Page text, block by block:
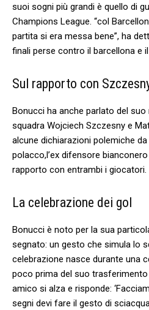
suoi sogni più‍ grandi è quello di
Champions League. “col
partita si era⁢ messa bene”, ha‌
finali perse contro il barcellona e il
Sul rapporto con
Bonucci ha anche​ parlato ‌del
squadra Wojciech Szczesny e
alcune​ dichiarazioni polemiche
polacco,l’ex difensore
rapporto con entrambi i giocatori.
La celebrazione dei gol
Bonucci è noto ⁤per la sua
segnato: un gesto che simula lo
celebrazione nasce durante una
poco prima del‍ suo trasferimento
⁢amico si alza e risponde:
segni devi ‍fare il gesto di